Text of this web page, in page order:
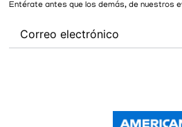
Entérate antes que los demás, de nuestros